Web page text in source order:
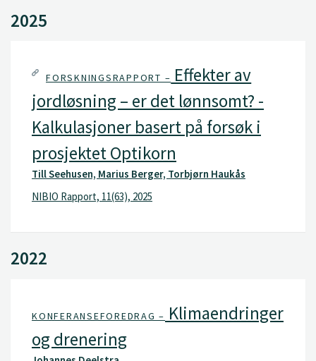
2025
FORSKNINGSRAPPORT – Effekter av
jordløsning – er det lønnsomt? -
Kalkulasjoner basert på forsøk i
prosjektet Optikorn
Till Seehusen, Marius Berger, Torbjørn Haukås
NIBIO Rapport, 11(63), 2025
2022
KONFERANSEFOREDRAG – Klimaendringer
og drenering